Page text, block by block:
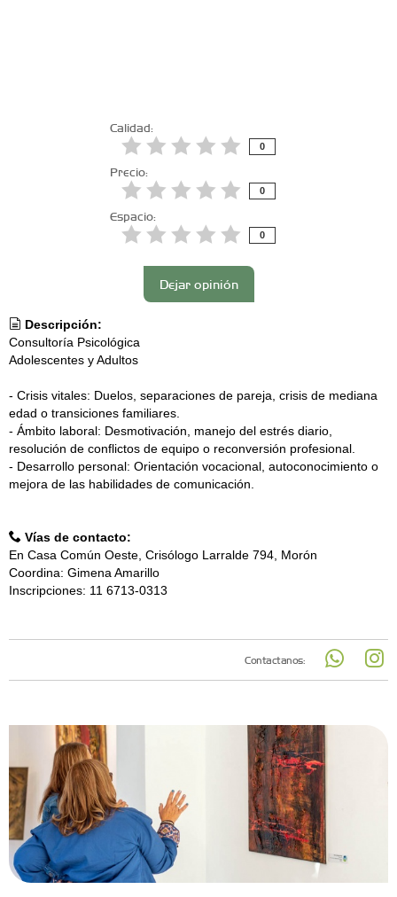
Calidad:
0
Precio:
0
Espacio:
0
Dejar opinión
Descripción:
Consultoría Psicológica
Adolescentes y Adultos
- Crisis vitales: Duelos, separaciones de pareja, crisis de mediana
edad o transiciones familiares.
- Ámbito laboral: Desmotivación, manejo del estrés diario,
resolución de conflictos de equipo o reconversión profesional.
- Desarrollo personal: Orientación vocacional, autoconocimiento o
mejora de las habilidades de comunicación.
Vías de contacto:
En Casa Común Oeste, Crisólogo Larralde 794, Morón
Coordina: Gimena Amarillo
Inscripciones: 11 6713-0313
Contactanos: